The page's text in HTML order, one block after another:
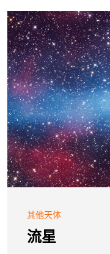
其他天体
流星